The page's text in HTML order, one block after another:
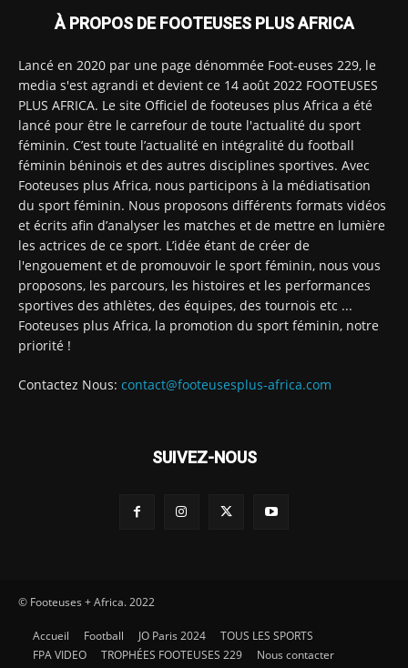
À PROPOS DE FOOTEUSES PLUS AFRICA
Lancé en 2020 par une page dénommée Foot-euses 229, le
media s'est agrandi et devient ce 14 août 2022 FOOTEUSES
PLUS AFRICA. Le site Officiel de footeuses plus Africa a été
lancé pour être le carrefour de toute l'actualité du sport
féminin. C’est toute l’actualité en intégralité du football
féminin béninois et des autres disciplines sportives. Avec
Footeuses plus Africa, nous participons à la médiatisation
du sport féminin. Nous proposons différents formats vidéos
et écrits afin d’analyser les matches et de mettre en lumière
les actrices de ce sport. L’idée étant de créer de
l'engouement et de promouvoir le sport féminin, nous vous
proposons, les parcours, les histoires et les performances
sportives des athlètes, des équipes, des tournois etc ...
Footeuses plus Africa, la promotion du sport féminin, notre
priorité !
Contactez Nous: contact@footeusesplus-africa.com
SUIVEZ-NOUS
© Footeuses + Africa. 2022
Accueil Football JO Paris 2024
TOUS LES SPORTS
FPA VIDEO
TROPHÉES FOOTEUSES 229 Nous contacter